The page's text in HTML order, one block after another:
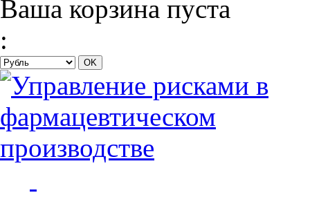
Ваша корзина пуста
: